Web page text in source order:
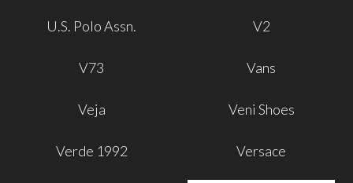
U.S. Polo Assn. V2
V73 Vans
Veja Veni Shoes
Verde 1992 Versace